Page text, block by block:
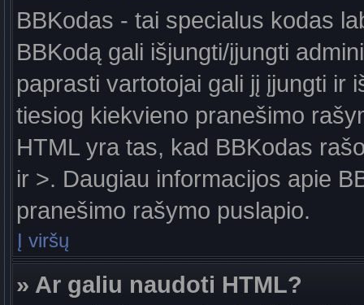
BBKodas - tai specialus kodas
BBKodą gali išjungti/įjungti
paprasti vartotojai gali jį įjungti ir
tiesiog kiekvieno pranešimo
HTML yra tas, kad BBKodas
ir >. Daugiau informacijos apie
pranešimo rašymo puslapio.
Į viršų
» Ar galiu naudoti HTML?